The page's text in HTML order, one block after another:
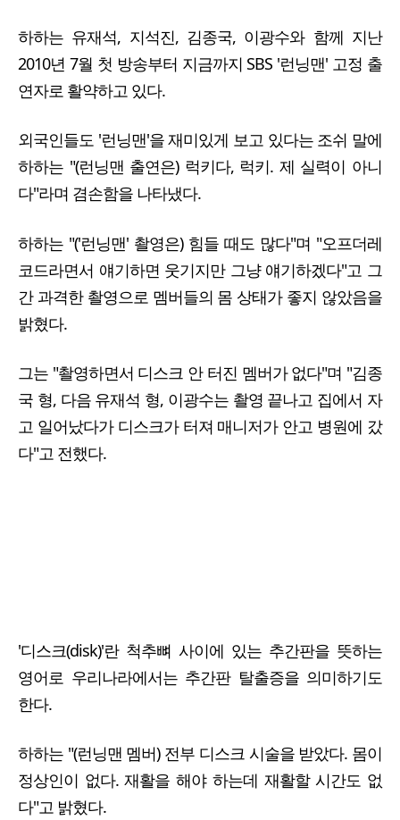
하하는 유재석, 지석진, 김종국, 이광수와 함께 지난
2010년 7월 첫 방송부터 지금까지 SBS '런닝맨' 고정 출
연자로 활약하고 있다.
외국인들도 '런닝맨'을 재미있게 보고 있다는 조쉬 말에
하하는 "(런닝맨 출연은) 럭키다, 럭키. 제 실력이 아니
다"라며 겸손함을 나타냈다.
하하는 "('런닝맨' 촬영은) 힘들 때도 많다"며 "오프더레
코드라면서 얘기하면 웃기지만 그냥 얘기하겠다"고 그
간 과격한 촬영으로 멤버들의 몸 상태가 좋지 않았음을
밝혔다.
그는 "촬영하면서 디스크 안 터진 멤버가 없다"며 "김종
국 형, 다음 유재석 형, 이광수는 촬영 끝나고 집에서 자
고 일어났다가 디스크가 터져 매니저가 안고 병원에 갔
다"고 전했다.
'디스크(disk)'란 척추뼈 사이에 있는 추간판을 뜻하는
영어로 우리나라에서는 추간판 탈출증을 의미하기도
한다.
하하는 "(런닝맨 멤버) 전부 디스크 시술을 받았다. 몸이
정상인이 없다. 재활을 해야 하는데 재활할 시간도 없
다"고 밝혔다.